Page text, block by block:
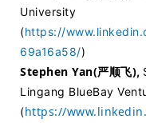
University
(https://
69a16a58/)
Stephen Yan(严顺飞),
Lingang BlueBay
(https://